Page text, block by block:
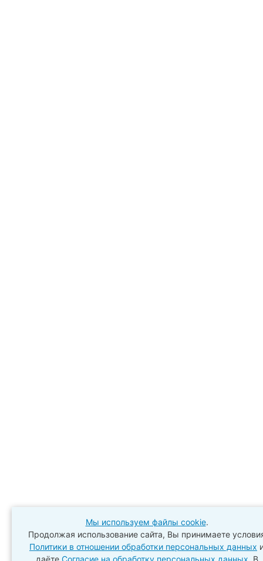
Мы используем файлы cookie.
Продолжая использование сайта, Вы принимаете
Политики в отношении обработки персональных данных
даёте Согласие на обработку персональных данных . В